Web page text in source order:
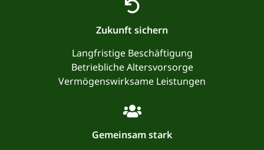
Zukunft sichern
Langfristige Beschäftigung
Betriebliche Altersvorsorge
Vermögenswirksame Leistungen
Gemeinsam stark